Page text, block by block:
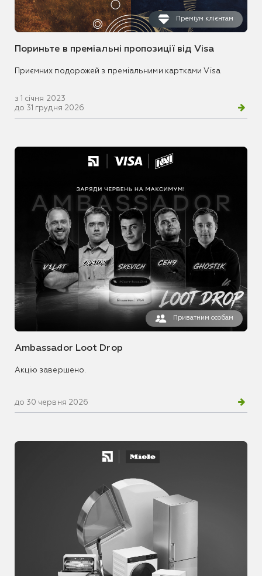
Преміум клієнтам
Пориньте в преміальні пропозиції від Visa
Приємних подорожей з преміальними картками Visa
з 1 січня 2023
до 31 грудня 2026
Приватним особам
Ambassador Loot Drop
Акцію завершено.
до 30 червня 2026